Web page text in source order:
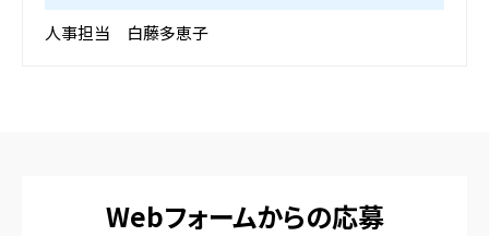
人事担当 白藤多恵子
Webフォームからの応募